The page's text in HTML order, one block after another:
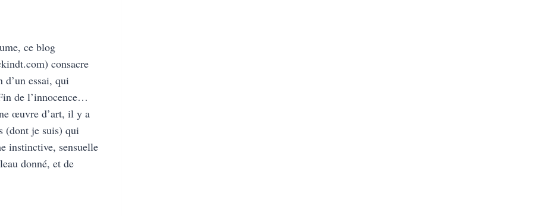
ce blog
consacre
d’un essai, qui
de l’innocence…
œuvre d’art, il y a
(dont je suis) qui
instinctive, sensuelle
donné, et de